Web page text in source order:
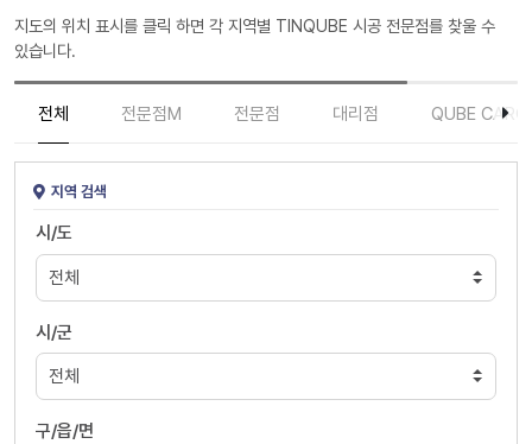
지도의 위치 표시를 클릭 하면 각 지역별 TINQUBE 시공 전문점를 찾울 수
있습니다.
전체 전문점M 전문점 대리점 QUBE
지역 검색
시/도
시/군
구/읍/면